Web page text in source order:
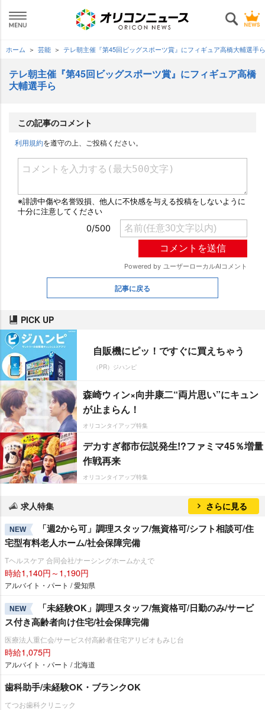
ホーム 芸能 テレ朝主催『第45回ビッグスポーツ賞』にフィギュア高橋大輔選手ら
テレ朝主催『第45回ビッグスポーツ賞』にフィギュア高橋
大輔選手ら
この記事のコメント
利用規約を遵守の上、ご投稿ください。
記事に戻る
PICK UP
自販機にピッ！ですぐに買えちゃう
（PR）ジハンピ
森崎ウィン×向井康二“両片思い”にキュン
が止まらん！
オリコンタイアップ特集
デカすぎ都市伝説発生!?ファミマ45％増量
作戦再来
オリコンタイアップ特集
求人特集 さらに見る
NEW
「週2から可」調理スタッフ/無資格可/シフト相談可/住
宅型有料老人ホーム/社会保障完備
Tヘルスケア 合同会社/ナーシングホームかえで
時給1,140円～1,190円
アルバイト・パート / 愛知県
NEW
「未経験OK」調理スタッフ/無資格可/日勤のみ/サービ
ス付き高齢者向け住宅/社会保障完備
医療法人重仁会/サービス付高齢者住宅アリビオもみじ台
時給1,075円
アルバイト・パート / 北海道
歯科助手/未経験OK・ブランクOK
てつお歯科クリニック